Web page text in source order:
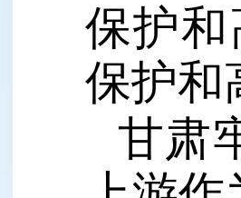
保护
保护和
甘肃